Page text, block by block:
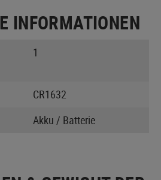
INFORMATIONEN
1
CR1632
Akku / Batterie